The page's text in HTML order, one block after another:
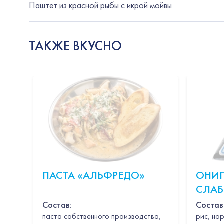
Паштет из красной рыбы с икрой мойвы
ТАКЖЕ ВКУСНО
ПАСТА «АЛЬФРЕДО»
Состав:
паста собственного производства,
рис,